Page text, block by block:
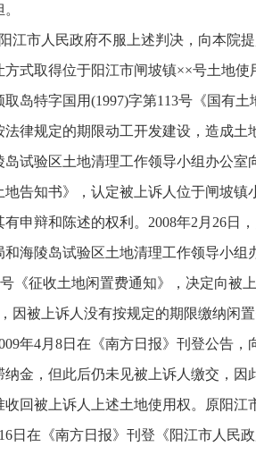
阳江市人民政府不服上述判决，向本院
方式取得位于阳江市闸坡镇××号土地使
取岛特字国用(1997)字第113号《国有
法律规定的期限动工开发建设，造成土
岛试验区土地清理工作领导小组办公室
地告知书》，认定被上诉人位于闸坡镇
有申辩和陈述的权利。2008年2月26日
和海陵岛试验区土地清理工作领导小组
《征收土地闲置费通知》，决定向被
因被上诉人没有按规定的期限缴纳闲
年4月8日在《南方日报》刊登公告，
纳金，但此后仍未见被上诉人缴交，因
收回被上诉人上述土地使用权。原阳江
日在《南方日报》刊登《阳江市人民